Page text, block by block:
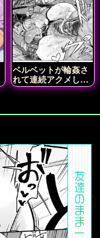
ベルベットが輪姦さ
れて連続アクメしち
ゃう!!